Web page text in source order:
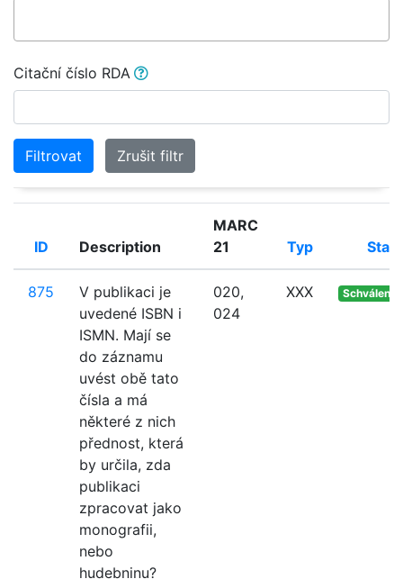
Citační číslo RDA
Filtrovat Zrušit filtr
ID Description
MARC
21
Typ Stav
875
V publikaci je
uvedené ISBN i
ISMN. Mají se
do záznamu
uvést obě tato
čísla a má
některé z nich
přednost, která
by určila, zda
publikaci
zpracovat jako
monografii,
nebo
hudebninu?
020,
024
XXX Schváleno